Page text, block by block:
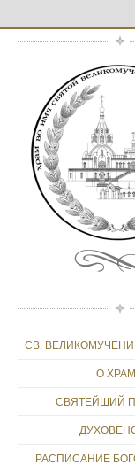
СВ.
О
СВЯТЕЙШИЙ
РАСПИСАНИЕ